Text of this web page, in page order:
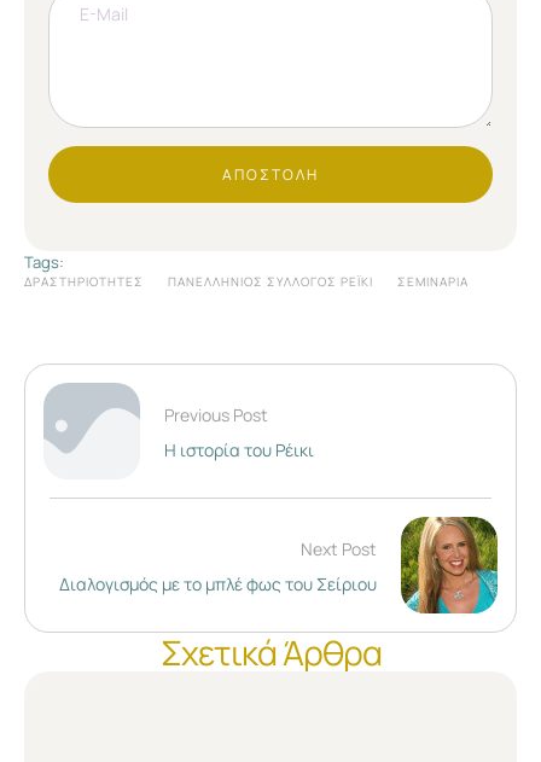
ΑΠΟΣΤΟΛΉ
Tags:
ΔΡΑΣΤΗΡΙΌΤΗΤΕΣ ΠΑΝΕΛΛΉΝΙΟΣ ΣΎΛΛΟΓΟΣ ΡΈΙΚΙ ΣΕΜΙΝΆΡΙΑ
Previous Post
Η ιστορία του Ρέικι
Next Post
Διαλογισμός με το μπλέ φως του Σείριου
Σχετικά Άρθρα